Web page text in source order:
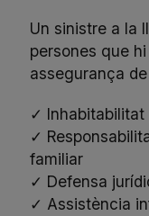
Un sinistre a la
persones que
assegurança
✓ Inhabitabilitat
✓
familiar
✓ Defensa
✓ Assistència